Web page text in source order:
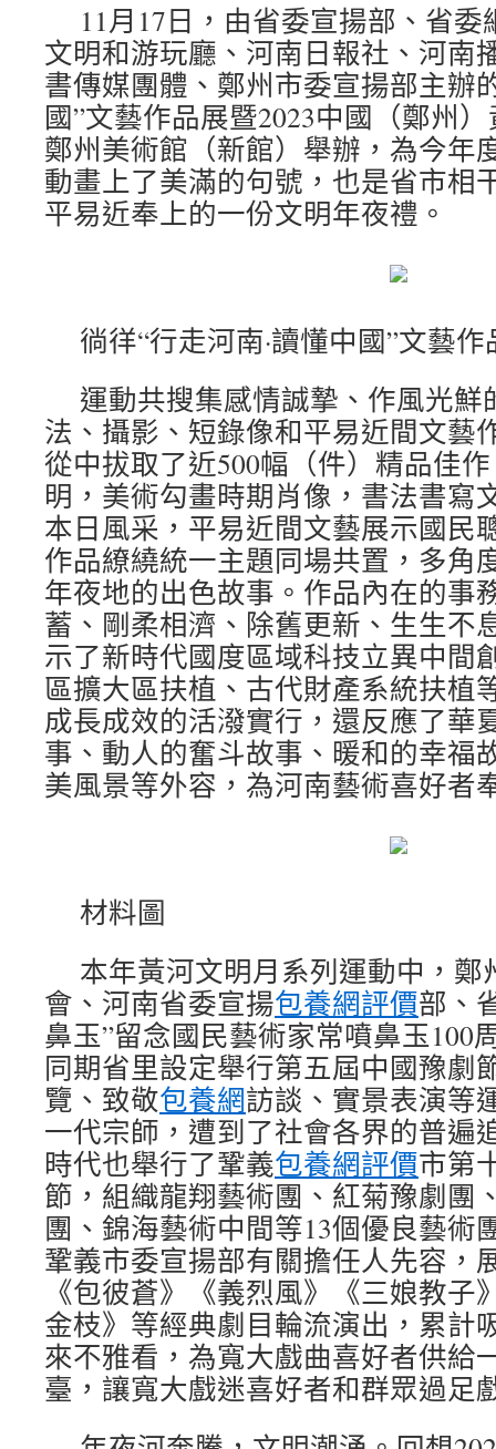
11月17日，由省委宣揚部、省
文明和游玩廳、河南日報社、河南
書傳媒團體、鄭州市委宣揚部主辦
國”文藝作品展暨2023中國（鄭州
鄭州美術館（新館）舉辦，為今年
動畫上了美滿的句號，也是省市相
平易近奉上的一份文明年夜禮。
徜徉“行走河南·讀懂中國”文藝作
運動共搜集感情誠摯、作風光鮮
法、攝影、短錄像和平易近間文藝
從中拔取了近500幅（件）精品佳
明，美術勾畫時期肖像，書法書寫
本日風采，平易近間文藝展示國民
作品繚繞統一主題同場共置，多角
年夜地的出色故事。作品內在的事
蓄、剛柔相濟、除舊更新、生生不
示了新時代國度區域科技立異中間
區擴大區扶植、古代財產系統扶植
成長成效的活潑實行，還反應了華
事、動人的奮斗故事、暖和的幸福
美風景等外容，為河南藝術喜好者
材料圖
本年黃河文明月系列運動中，
會、河南省委宣揚包養網評價部、
鼻玉”留念國民藝術家常噴鼻玉100
同期省里設定舉行第五屆中國豫劇
覽、致敬包養網訪談、實景表演等
一代宗師，遭到了社會各界的普遍
時代也舉行了鞏義包養網評價市第
節，組織龍翔藝術團、紅菊豫劇團
團、錦海藝術中間等13個優良藝術
鞏義市委宣揚部有關擔任人先容，
《包彼蒼》《義烈風》《三娘教子
金枝》等經典劇目輪流演出，累計
來不雅看，為寬大戲曲喜好者供給
臺，讓寬大戲迷喜好者和群眾過足